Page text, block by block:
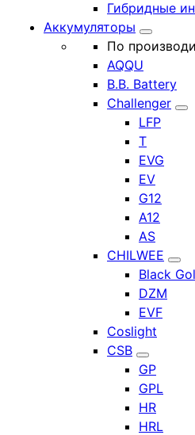
Гибридные
Аккумуляторы
По
AQQU
B.B. Battery
Challenger
LFP
T
EVG
EV
G12
A12
AS
CHILWEE
Black
DZM
EVF
Coslight
CSB
GP
GPL
HR
HRL